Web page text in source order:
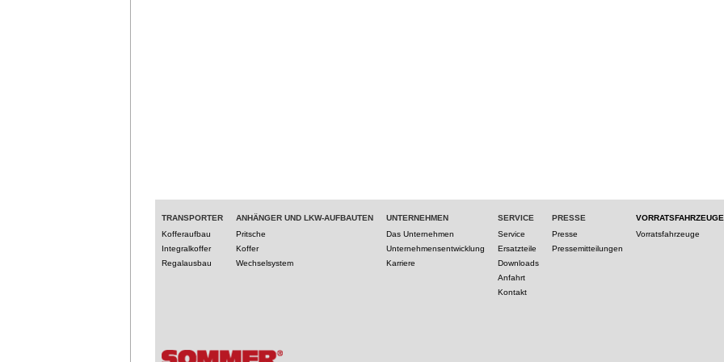
TRANSPORTER
Kofferaufbau
Integralkoffer
Regalausbau
ANHÄNGER UND LKW-AUFBAUTEN
Pritsche
Koffer
Wechselsystem
UNTERNEHMEN
Das Unternehmen
Unternehmensentwicklung
Karriere
SERVICE
Service
Ersatzteile
Downloads
Anfahrt
Kontakt
PRESSE
Presse
Pressemitteilungen
VORRATSFAHRZEUGE
Vorratsfahrzeuge